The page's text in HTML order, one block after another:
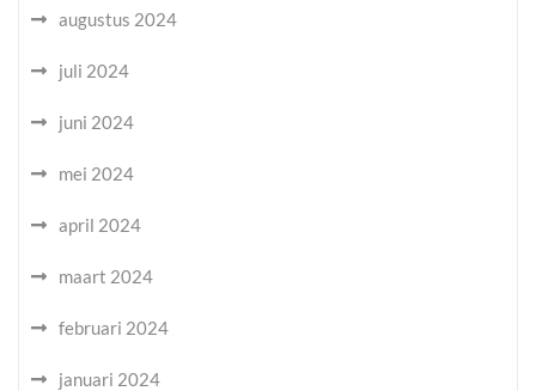
augustus 2024
juli 2024
juni 2024
mei 2024
april 2024
maart 2024
februari 2024
januari 2024